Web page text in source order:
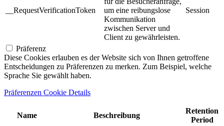
__RequestVerificationToken
um eine reibungslose
Kommunikation
zwischen Server und
Client zu gewährleisten.
Session
Präferenz
Diese Cookies erlauben es der Website sich von Ihnen getroffene
Entscheidungen zu Präferenzen zu merken. Zum Beispiel, welche
Sprache Sie gewählt haben.
Präferenzen Cookie Details
Name Beschreibung
Retention
Period